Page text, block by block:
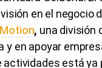
en el negocio
, una división
y en apoyar
actividades está